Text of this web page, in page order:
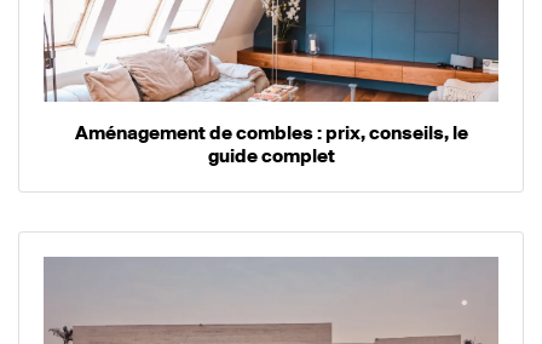
Aménagement de combles : prix, conseils, le
guide complet